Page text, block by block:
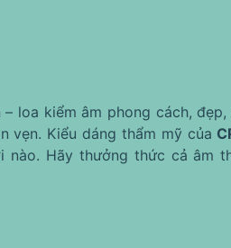
loa kiểm âm phong cách,
vẹn. Kiểu dáng thẩm mỹ của
Hãy thưởng thức cả âm